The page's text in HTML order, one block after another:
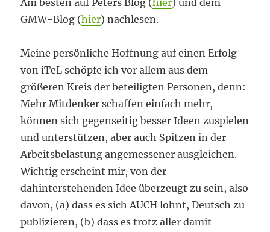
Am besten auf Peters Blog (hier) und dem
GMW-Blog (hier) nachlesen.
Meine persönliche Hoffnung auf einen Erfolg
von iTeL schöpfe ich vor allem aus dem
größeren Kreis der beteiligten Personen, denn:
Mehr Mitdenker schaffen einfach mehr,
können sich gegenseitig besser Ideen zuspielen
und unterstützen, aber auch Spitzen in der
Arbeitsbelastung angemessener ausgleichen.
Wichtig erscheint mir, von der
dahinterstehenden Idee überzeugt zu sein, also
davon, (a) dass es sich AUCH lohnt, Deutsch zu
publizieren, (b) dass es trotz aller damit